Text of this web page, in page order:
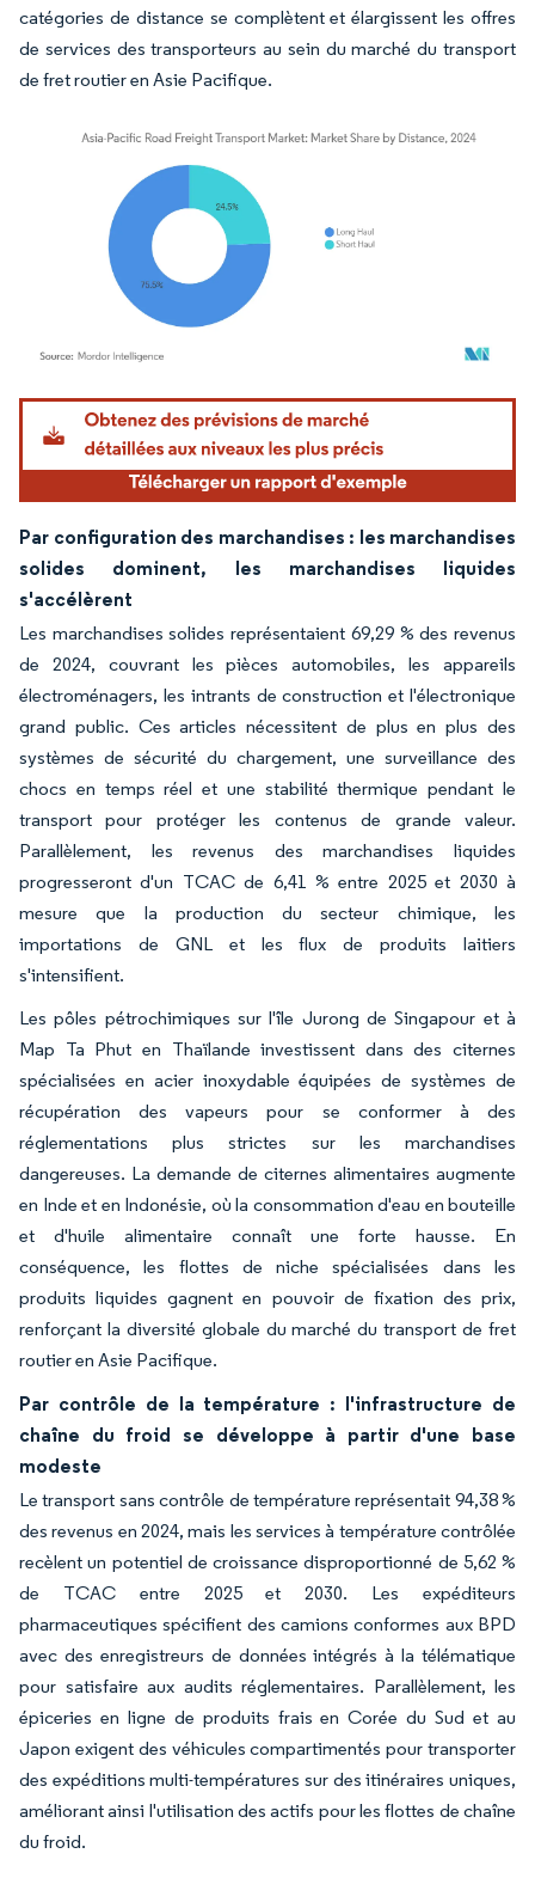
catégories de distance se complètent et élargissent les offres
de services des transporteurs au sein du marché du transport
de fret routier en Asie Pacifique.
Image © Mordor Intelligence. La réutilisation nécessite une attribution sous CC BY
Par configuration des marchandises : les marchandises
solides dominent, les marchandises liquides
s'accélèrent
Les marchandises solides représentaient 69,29 % des revenus
de 2024, couvrant les pièces automobiles, les appareils
électroménagers, les intrants de construction et l'électronique
grand public. Ces articles nécessitent de plus en plus des
systèmes de sécurité du chargement, une surveillance des
chocs en temps réel et une stabilité thermique pendant le
transport pour protéger les contenus de grande valeur.
Parallèlement, les revenus des marchandises liquides
progresseront d'un TCAC de 6,41 % entre 2025 et 2030 à
mesure que la production du secteur chimique, les
importations de GNL et les flux de produits laitiers
s'intensifient.
Les pôles pétrochimiques sur l'île Jurong de Singapour et à
Map Ta Phut en Thaïlande investissent dans des citernes
spécialisées en acier inoxydable équipées de systèmes de
récupération des vapeurs pour se conformer à des
réglementations plus strictes sur les marchandises
dangereuses. La demande de citernes alimentaires augmente
en Inde et en Indonésie, où la consommation d'eau en bouteille
et d'huile alimentaire connaît une forte hausse. En
conséquence, les flottes de niche spécialisées dans les
produits liquides gagnent en pouvoir de fixation des prix,
renforçant la diversité globale du marché du transport de fret
routier en Asie Pacifique.
Par contrôle de la température : l'infrastructure de
chaîne du froid se développe à partir d'une base
modeste
Le transport sans contrôle de température représentait 94,38 %
des revenus en 2024, mais les services à température contrôlée
recèlent un potentiel de croissance disproportionné de 5,62 %
de TCAC entre 2025 et 2030. Les expéditeurs
pharmaceutiques spécifient des camions conformes aux BPD
avec des enregistreurs de données intégrés à la télématique
pour satisfaire aux audits réglementaires. Parallèlement, les
épiceries en ligne de produits frais en Corée du Sud et au
Japon exigent des véhicules compartimentés pour transporter
des expéditions multi-températures sur des itinéraires uniques,
améliorant ainsi l'utilisation des actifs pour les flottes de chaîne
du froid.